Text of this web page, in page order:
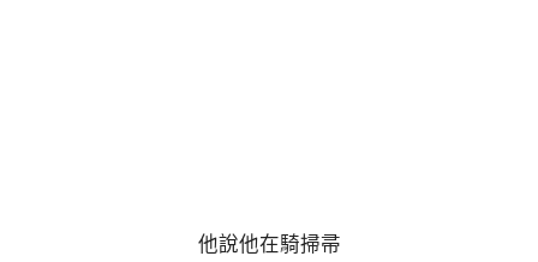
他說他在騎掃帚